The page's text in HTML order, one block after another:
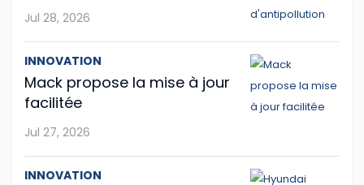
Jul 28, 2026
INNOVATION
Mack propose la mise à jour
facilitée
Jul 27, 2026
INNOVATION